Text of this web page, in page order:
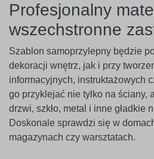
Profesjonalny
wszechstronne
Szablon samoprzylepny będzie
dekoracji wnętrz, jak i przy
informacyjnych, instruktażowych
go przyklejać nie tylko na ściany,
drzwi, szkło, metal i inne gładkie
Doskonale sprawdzi się w
magazynach czy warsztatach.